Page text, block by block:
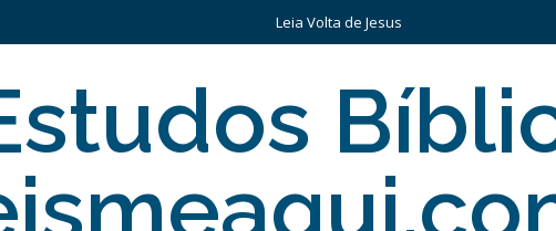
Leia Volta de Jesus